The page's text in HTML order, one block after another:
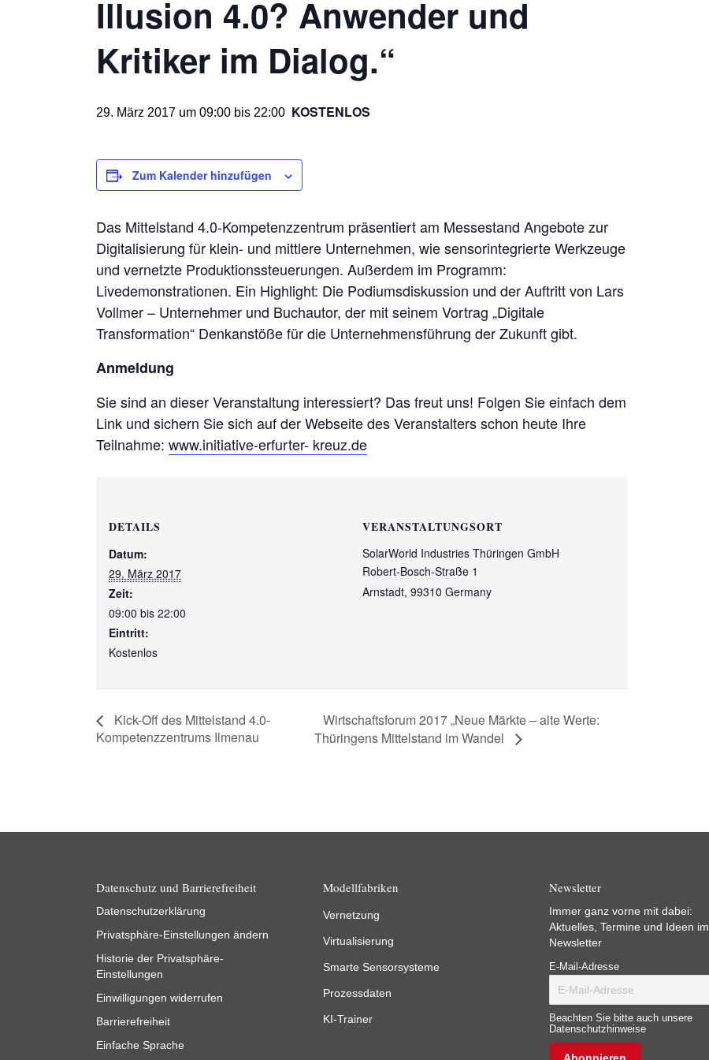
Illusion 4.0? Anwender und
Kritiker im Dialog.“
29. März 2017 um 09:00 bis 22:00 KOSTENLOS
Das Mittelstand 4.0-Kompetenzzentrum präsentiert am Messestand Angebote zur
Digitalisierung für klein- und mittlere Unternehmen, wie sensorintegrierte Werkzeuge
und vernetzte Produktionssteuerungen. Außerdem im Programm:
Livedemonstrationen. Ein Highlight: Die Podiumsdiskussion und der Auftritt von Lars
Vollmer – Unternehmer und Buchautor, der mit seinem Vortrag „Digitale
Transformation“ Denkanstöße für die Unternehmensführung der Zukunft gibt.
Anmeldung
Sie sind an dieser Veranstaltung interessiert? Das freut uns! Folgen Sie einfach dem
Link und sichern Sie sich auf der Webseite des Veranstalters schon heute Ihre
Teilnahme: www.initiative-erfurter- kreuz.de
Zum Kalender hinzufügen
DETAILS
Datum:
29. März 2017
Zeit:
09:00 bis 22:00
Eintritt:
Kostenlos
VERANSTALTUNGSORT
SolarWorld Industries Thüringen GmbH
Robert-Bosch-Straße 1
Arnstadt, 99310 Germany
Kick-Off des Mittelstand 4.0-
Kompetenzzentrums Ilmenau
Wirtschaftsforum 2017 „Neue Märkte – alte Werte:
Thüringens Mittelstand im Wandel
Datenschutz und Barrierefreiheit
Datenschutzerklärung
Privatsphäre-Einstellungen ändern
Historie der Privatsphäre-
Einstellungen
Einwilligungen widerrufen
Barrierefreiheit
Einfache Sprache
Modellfabriken
Vernetzung
Virtualisierung
Smarte Sensorsysteme
Prozessdaten
KI-Trainer
Newsletter
Immer ganz vorne mit dabei:
Aktuelles, Termine und Ideen im
Newsletter
E-Mail-Adresse
Beachten Sie bitte auch unsere
Datenschutzhinweise